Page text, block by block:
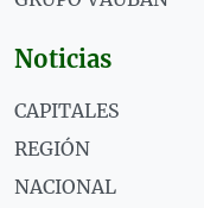
Noticias
CAPITALES
REGIÓN
NACIONAL